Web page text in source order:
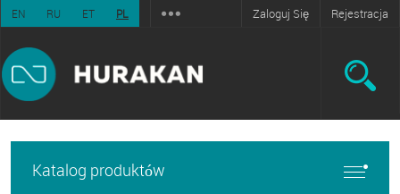
EN RU ET PL Zaloguj Się Rejestracja
Katalog produktów